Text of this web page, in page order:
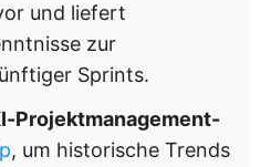
und liefert
zur
Sprints.
Projektmanagement-
, um historische Trends